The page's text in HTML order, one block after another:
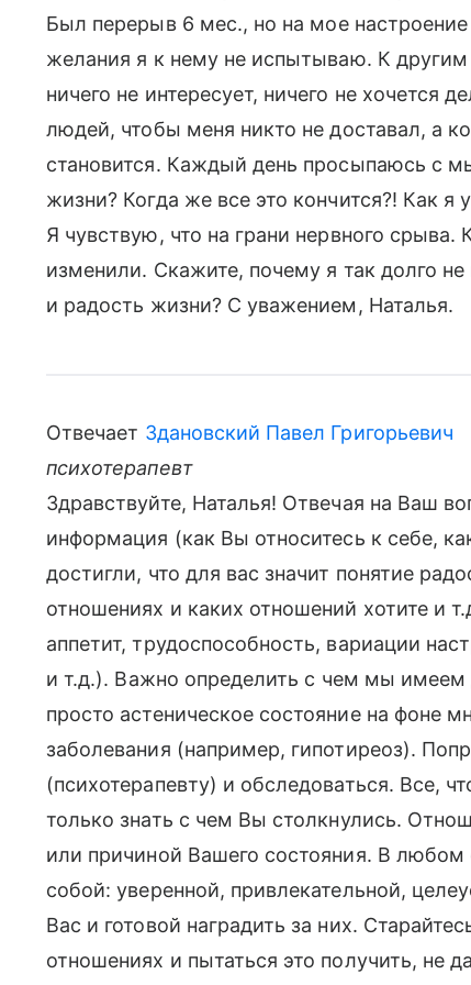
Был перерыв 6 мес., но на мое
желания я к нему не испытываю. К
ничего не интересует, ничего не хочется
людей, чтобы меня никто не доставал, а
становится. Каждый день просыпаюсь с
жизни? Когда же все это кончится?! Как
Я чувствую, что на грани нервного срыва.
изменили. Скажите, почему я так долго
и радость жизни? С уважением, Наталья.
Отвечает Здановский Павел Григорьевич
психотерапевт
Здравствуйте, Наталья! Отвечая на Ваш
информация (как Вы относитесь к себе,
достигли, что для вас значит понятие
отношениях и каких отношений хотите и
аппетит, трудоспособность, вариации
и т.д.). Важно определить с чем мы
просто астеническое состояние на фоне
заболевания (например, гипотиреоз).
(психотерапевту) и обследоваться. Все,
только знать с чем Вы столкнулись.
или причиной Вашего состояния. В любом
собой: уверенной, привлекательной,
Вас и готовой наградить за них.
отношениях и пытаться это получить, не